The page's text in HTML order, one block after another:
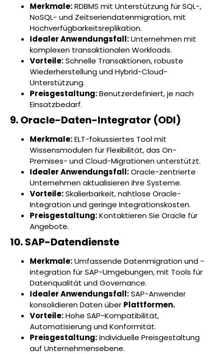
Merkmale:RDBMS mit Unterstützung für SQL-,
NoSQL- und Zeitseriendatenmigration, mit
Hochverfügbarkeitsreplikation.
Idealer Anwendungsfall:Unternehmen mit
komplexen transaktionalen Workloads.
Vorteile:Schnelle Transaktionen, robuste
Wiederherstellung und Hybrid-Cloud-
Unterstützung.
Preisgestaltung:Benutzerdefiniert, je nach
Einsatzbedarf.
9. Oracle-Daten-Integrator (ODI)
Merkmale:ELT-fokussiertes Tool mit
Wissensmodulen für Flexibilität, das On-
Premises- und Cloud-Migrationen unterstützt.
Idealer Anwendungsfall:Oracle-zentrierte
Unternehmen aktualisieren ihre Systeme.
Vorteile:Skalierbarkeit, nahtlose Oracle-
Integration und geringe Integrationskosten.
Preisgestaltung:Kontaktieren Sie Oracle für
Angebote.
10. SAP-Datendienste
Merkmale:Umfassende Datenmigration und -
integration für SAP-Umgebungen, mit Tools für
Datenqualität und Governance.
Idealer Anwendungsfall:SAP-Anwender
konsolidieren Daten über Plattformen.
Vorteile:Hohe SAP-Kompatibilität,
Automatisierung und Konformität.
Preisgestaltung:Individuelle Preisgestaltung
auf Unternehmensebene.